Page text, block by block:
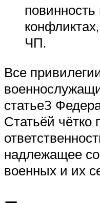
ЧП.
Все
статье3
Статьёй чётко
надлежащее
военных и их